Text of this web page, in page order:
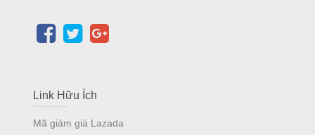
Link Hữu Ích
Mã giảm giá Lazada